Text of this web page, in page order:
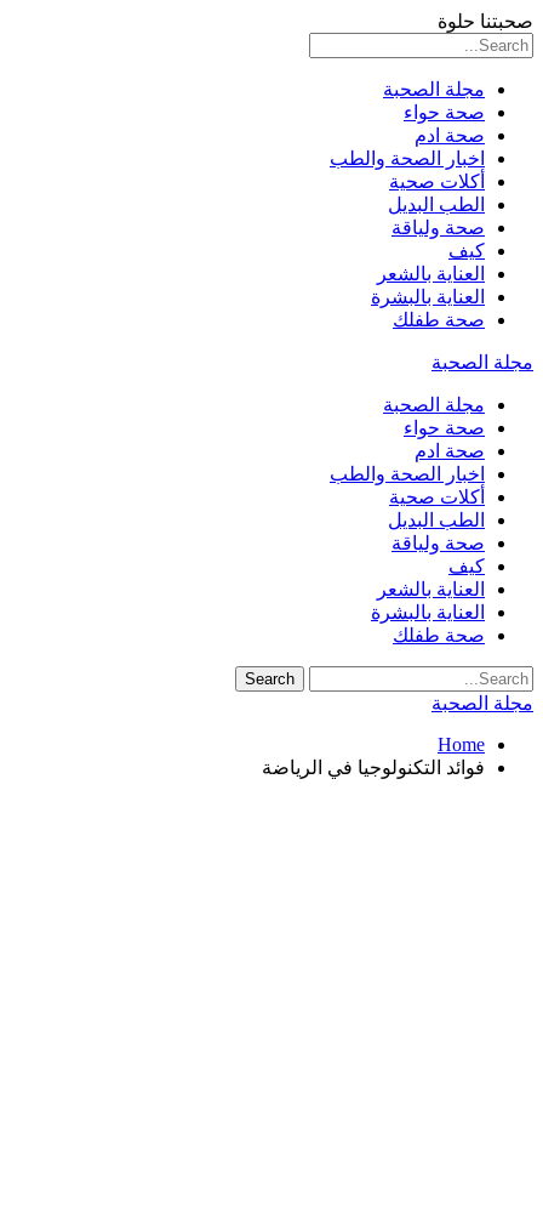
صحبتنا حلوة
مجلة الصحبة
صحة حواء
صحة ادم
اخبار الصحة والطب
أكلات صحية
الطب البديل
صحة ولياقة
كيف
العناية بالشعر
العناية بالبشرة
صحة طفلك
مجلة الصحبة
مجلة الصحبة
صحة حواء
صحة ادم
اخبار الصحة والطب
أكلات صحية
الطب البديل
صحة ولياقة
كيف
العناية بالشعر
العناية بالبشرة
صحة طفلك
مجلة الصحبة
Home
فوائد التكنولوجيا في الرياضة